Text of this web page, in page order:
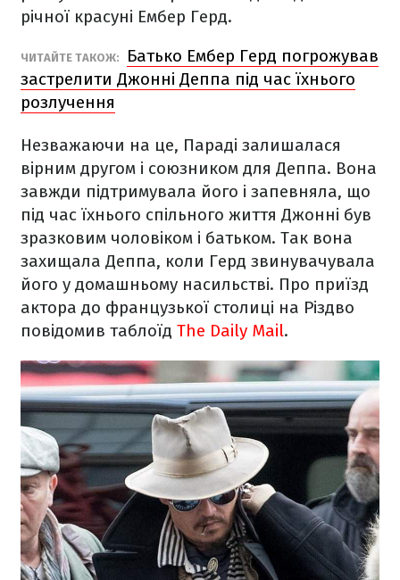
річної красуні Ембер Герд.
ЧИТАЙТЕ ТАКОЖ:
Батько Ембер Герд погрожував
застрелити Джонні Деппа під час їхнього
розлучення
Незважаючи на це, Параді залишалася
вірним другом і союзником для Деппа. Вона
завжди підтримувала його і запевняла, що
під час їхнього спільного життя Джонні був
зразковим чоловіком і батьком. Так вона
захищала Деппа, коли Герд звинувачувала
його у домашньому насильстві. Про приїзд
актора до французької столиці на Різдво
повідомив таблоїд The Daily Mail.